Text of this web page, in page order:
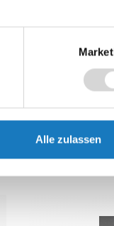
Alle zulassen